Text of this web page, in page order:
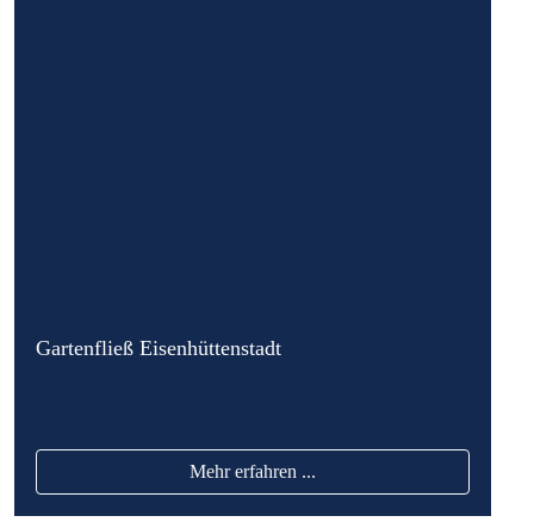
Gartenfließ Eisenhüttenstadt
Mehr erfahren ...